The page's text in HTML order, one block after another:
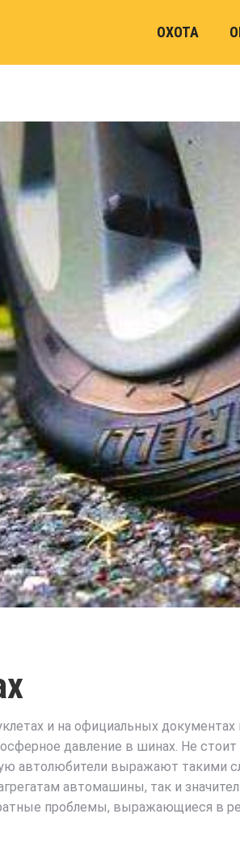
ОХОТА
и на официальных
давление в шинах. Не
автолюбители выражают такими
автомашины, так и
проблемы, выражающиеся в